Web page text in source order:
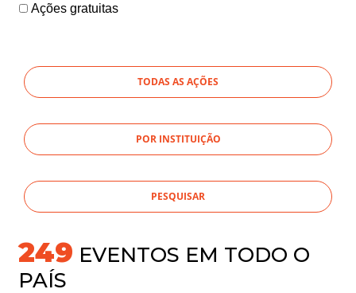
Ações gratuitas
TODAS AS AÇÕES
POR INSTITUIÇÃO
269EVENTOS EM TODO O
PAÍS